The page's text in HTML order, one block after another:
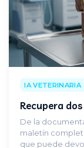
IA VETERINARIA
Recupera
De la
maletín
que puede